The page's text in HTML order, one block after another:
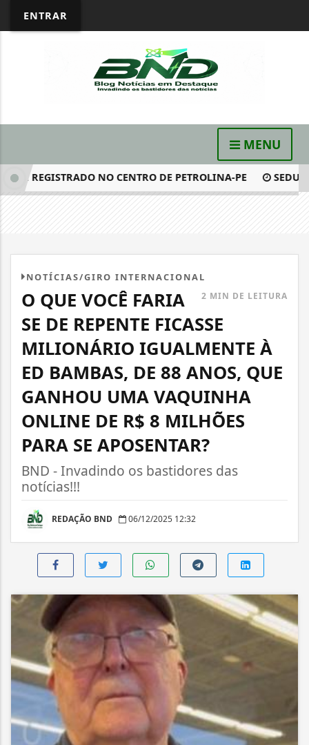
ENTRAR
MENU
REGISTRADO NO CENTRO DE PETROLINA-PE SEDUC
NOTÍCIAS/GIRO INTERNACIONAL
2 MIN DE LEITURA
O QUE VOCÊ FARIA
SE DE REPENTE FICASSE
MILIONÁRIO IGUALMENTE À
ED BAMBAS, DE 88 ANOS, QUE
GANHOU UMA VAQUINHA
ONLINE DE R$ 8 MILHÕES
PARA SE APOSENTAR?
BND - Invadindo os bastidores das
notícias!!!
REDAÇÃO BND 06/12/2025 12:32